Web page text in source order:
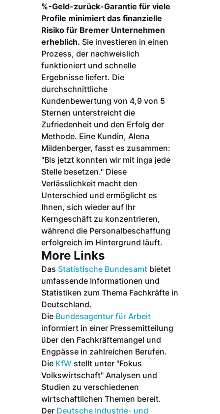
%-Geld-zurück-Garantie für viele
Profile minimiert das finanzielle
Risiko für Bremer Unternehmen
erheblich. Sie investieren in einen
Prozess, der nachweislich
funktioniert und schnelle
Ergebnisse liefert. Die
durchschnittliche
Kundenbewertung von 4,9 von 5
Sternen unterstreicht die
Zufriedenheit und den Erfolg der
Methode. Eine Kundin, Alena
Mildenberger, fasst es zusammen:
"Bis jetzt konnten wir mit inga jede
Stelle besetzen." Diese
Verlässlichkeit macht den
Unterschied und ermöglicht es
Ihnen, sich wieder auf Ihr
Kerngeschäft zu konzentrieren,
während die Personalbeschaffung
erfolgreich im Hintergrund läuft.
More Links
Das Statistische Bundesamt bietet
umfassende Informationen und
Statistiken zum Thema Fachkräfte in
Deutschland.
Die Bundesagentur für Arbeit
informiert in einer Pressemitteilung
über den Fachkräftemangel und
Engpässe in zahlreichen Berufen.
Die KfW stellt unter "Fokus
Volkswirtschaft" Analysen und
Studien zu verschiedenen
wirtschaftlichen Themen bereit.
Der Deutsche Industrie- und